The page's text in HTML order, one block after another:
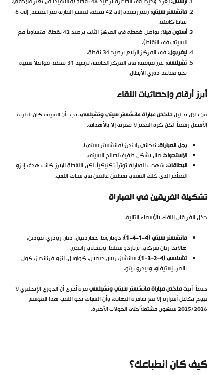
مانشستر سيتي:
رفع رصيده إلى 42 نقطة، ليتسع الفارق مع المتصدر إلى 6
نقاط كاملة.
أستون فيلا:
يواصل ضغطه في المركز الثالث برصيد 42 نقطة (متساوياً مع
السيتي في النقاط).
ليفربول:في المركز الرابع برصيد 34 نقطة.
تشيلسي:
عزز موقعه في المركز الخامس برصيد 31 نقطة، مواصلاً سعيه
نحو مقاعد دوري الأبطال.
أبرز أرقام وإحصائيات اللقاء
من خلال تحليلملخص مباراة مانشستر سيتي وتشيلسي، نجد أن السيتي كان الطرف
الأفضل رقمياً، لكن كرة القدم لا تعترف إلا بالأهداف.
رجل المباراة:تيجاني رايندرز (مانشستر سيتي).
الاستحواذ:مال بشكل طفيف لصالح السيتي.
البطاقات:شهدت المباراة توتراً تكتيكياً، لكن اللقطة الأبرز كانت هدف إنزو
المتأخر الذي كلف السيتي نقطتين غاليتين في سباق اللقب.
تشكيلة الفريقين في المباراة
دخل الفريقان اللقاء بالأسماء التالية:
مانشستر سيتي (4-1-4-1):
دوناروما، جفارديول، دياز، رودري، فودين،
هالاند، ريان شركي، برناردو سيلفا، وتيجاني رايندرز.
تشيلسي (4-2-3-1):
سانشيز، ريس جيمس، كولويل، إنزو فرنانديز، كول
بالمر، إستيفاو، وبيدرو نيتو.
ختاماً، أثبتملخص مباراة مانشستر سيتي وتشيلسيمرة أخرى أن الدوري الإنجليزي لا
يبوح بكامل أسراره إلا مع صافرة النهاية، وأن السباق نحو اللقب هذا الموسم
2025/2026 سيكون مشتعلاً حتى الجولات الأخيرة.
كيف كان انطباعك؟